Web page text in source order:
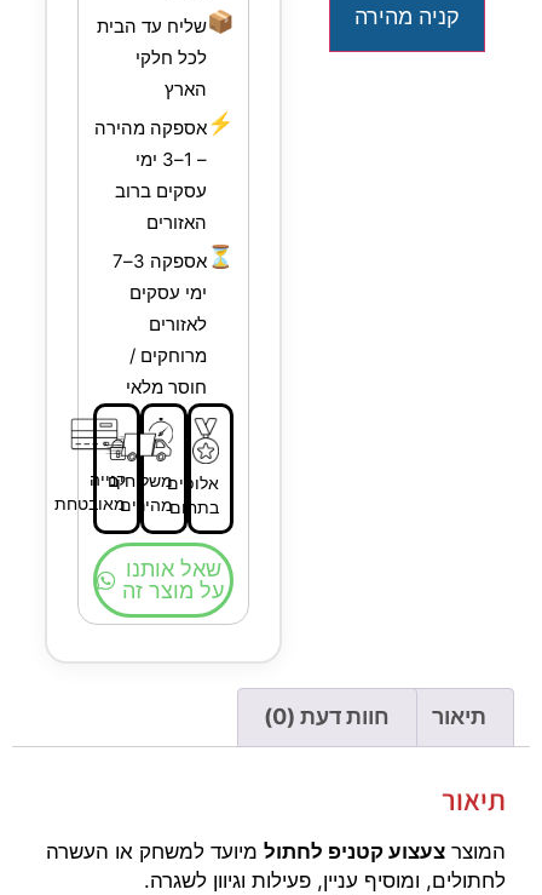
קניה מהירה 📦שליח עד הבית
לכל חלקי
הארץ
⚡אספקה מהירה
– 1–3 ימי
עסקים ברוב
האזורים
⏳
אספקה 3–7
ימי עסקים
לאזורים
מרוחקים /
חוסר מלאי
אלופים
בתחום
משלוחים
מהירים
קנייה
מאובטחת
שאל אותנו
על מוצר זה
תיאור חוות דעת (0)
תיאור
המוצר צעצוע קטניפ לחתול מיועד למשחק או העשרה
לחתולים, ומוסיף עניין, פעילות וגיוון לשגרה.